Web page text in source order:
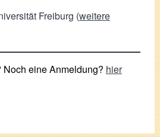
Freiburg (weitere
eine Anmeldung? hier